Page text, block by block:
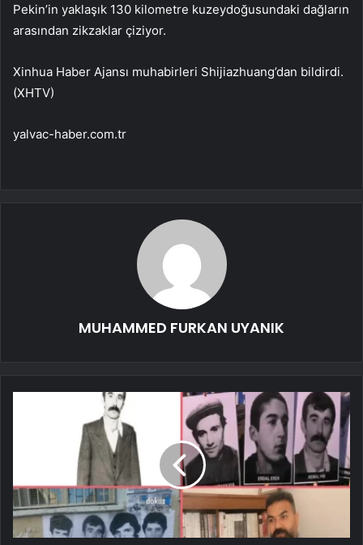
Pekin’in yaklaşık 130 kilometre kuzeydoğusundaki dağların
arasından zikzaklar çiziyor.
Xinhua Haber Ajansı muhabirleri Shijiazhuang’dan bildirdi.
(XHTV)
yalvac-haber.com.tr
MUHAMMED FURKAN UYANIK